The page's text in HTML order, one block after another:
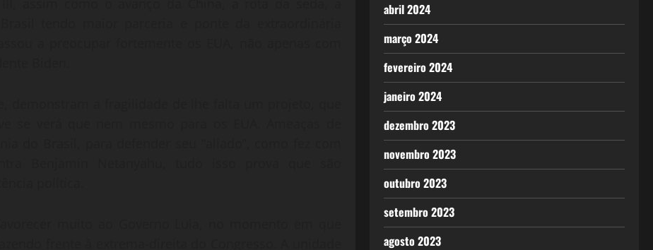
abril 2024
março 2024
fevereiro 2024
janeiro 2024
dezembro 2023
novembro 2023
outubro 2023
setembro 2023
agosto 2023